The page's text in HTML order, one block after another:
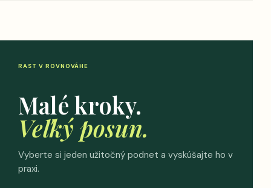
RAST V ROVNOVÁHE
Malé kroky.
Veľký posun.
Vyberte si jeden užitočný podnet a vyskúšajte ho v
praxi.